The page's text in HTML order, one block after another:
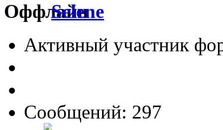
Selene
Активный участник
Сообщений: 297